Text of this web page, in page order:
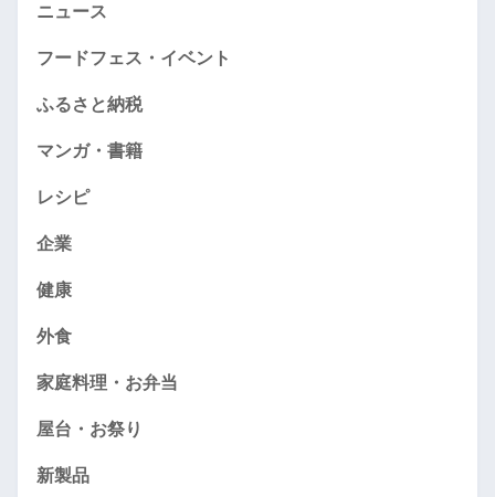
ニュース
フードフェス・イベント
ふるさと納税
マンガ・書籍
レシピ
企業
健康
外食
家庭料理・お弁当
屋台・お祭り
新製品